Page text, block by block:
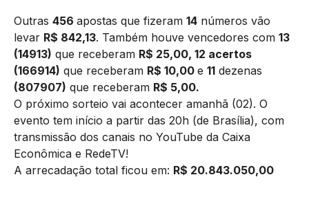
Outras 456 apostas que fizeram 14 números vão
levar R$ 842,13. Também houve vencedores com 13
(14913) que receberam R$ 25,00, 12 acertos
(166914) que receberam R$ 10,00 e 11 dezenas
(807907) que receberam R$ 5,00.
O próximo sorteio vai acontecer amanhã (02). O
evento tem início a partir das 20h (de Brasília), com
transmissão dos canais no YouTube da Caixa
Econômica e RedeTV!
A arrecadação total ficou em: R$ 20.843.050,00